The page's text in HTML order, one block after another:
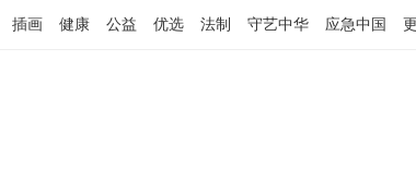
插画 健康 公益 优选 法制 守艺中华 应急中国